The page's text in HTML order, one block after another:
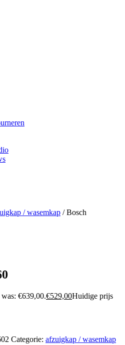
/ wasemkap / Bosch
€639,00.€529,00Huidige prijs
Categorie: afzuigkap / wasemkap